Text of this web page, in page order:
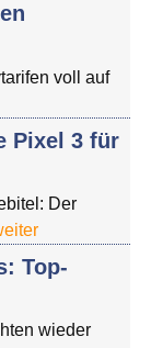
voll auf
Pixel 3 für
Der
Top-
wieder